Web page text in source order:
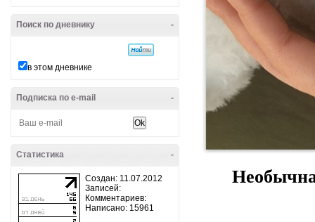
-
Поиск по дневнику
в этом дневнике
-
Подписка по e-mail
-
Статистика
Создан: 11.07.2012
Записей:
Комментариев:
Написано: 15961